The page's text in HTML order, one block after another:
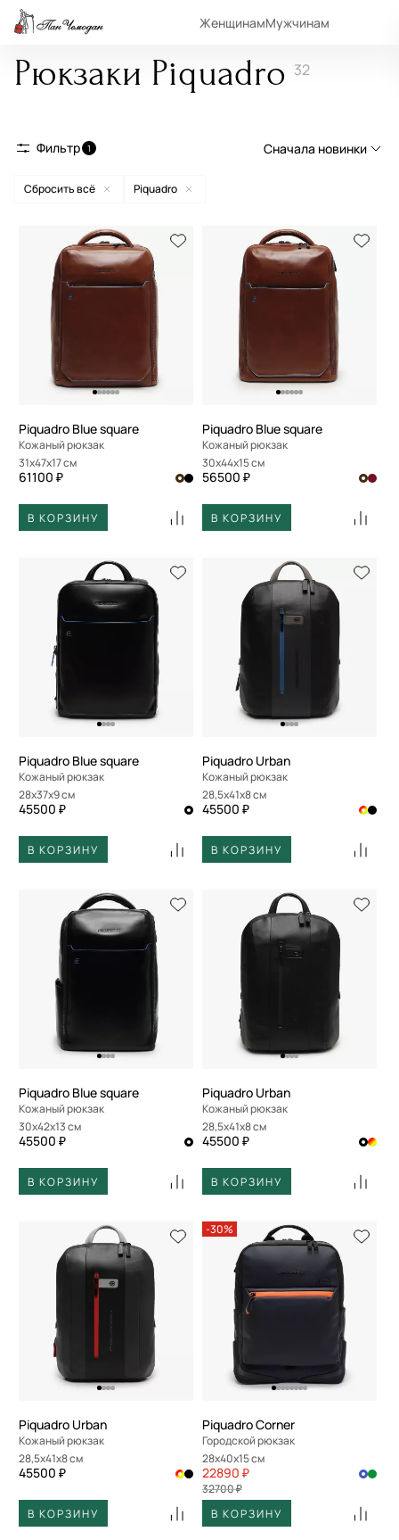
ЖенщинамМужчинам
Рюкзаки Piquadro 32
Фильтр 1 Сначала новинки
Сначала популярные
По возрастанию цены
По убыванию цены
По размеру скидки
По скорости доставки
Сбросить всё Piquadro
Piquadro Blue square
Кожаный рюкзак
31x47x17 см
61100 ₽
В КОРЗИНУ
Piquadro Blue square
Кожаный рюкзак
30x44x15 см
56500 ₽
В КОРЗИНУ
Piquadro Blue square
Кожаный рюкзак
28x37x9 см
45500 ₽
В КОРЗИНУ
Piquadro Urban
Кожаный рюкзак
28,5x41x8 см
45500 ₽
В КОРЗИНУ
Piquadro Blue square
Кожаный рюкзак
30x42x13 см
45500 ₽
В КОРЗИНУ
Piquadro Urban
Кожаный рюкзак
28,5x41x8 см
45500 ₽
В КОРЗИНУ
Piquadro Urban
Кожаный рюкзак
28,5x41x8 см
45500 ₽
В КОРЗИНУ
-30%
Piquadro Corner
Городской рюкзак
28x40x15 см
22890 ₽
32700 ₽
В КОРЗИНУ